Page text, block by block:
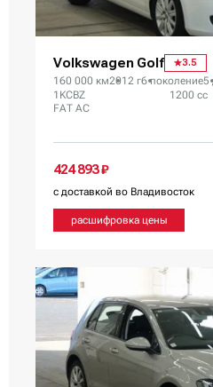
Volkswagen Golf 3.5
160 000 км2012 г6 поколение5
1KCBZ
FAT AC
1200 сс
424 893 ₽
с доставкой во Владивосток
расшифровка цены